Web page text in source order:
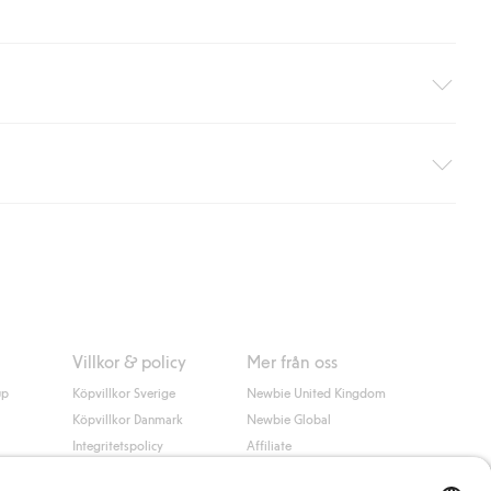
ej hemleverans). Frakten tas bort per automatik efter du
Villkor & policy
Köpvillkor Sverige
Köpvillkor Danmark
Integritetspolicy
Mer från oss
Newbie United Kingdom
Newbie Global
Affiliate